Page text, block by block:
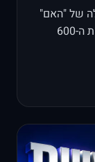
של "האם"
אלא "איך". עם השקעה עולמית שעברה את ה-600